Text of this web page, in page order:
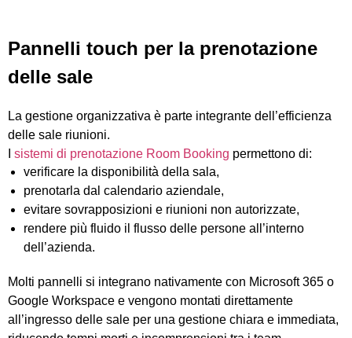
Pannelli touch per la prenotazione
delle sale
La gestione organizzativa è parte integrante dell’efficienza
delle sale riunioni.
sistemi di prenotazione Room Booking permettono di:
verificare la disponibilità della sala,
prenotarla dal calendario aziendale,
evitare sovrapposizioni e riunioni non autorizzate,
rendere più fluido il flusso delle persone all’interno
dell’azienda.
Molti pannelli si integrano nativamente con Microsoft 365 o
Google Workspace e vengono montati direttamente
all’ingresso delle sale per una gestione chiara e immediata,